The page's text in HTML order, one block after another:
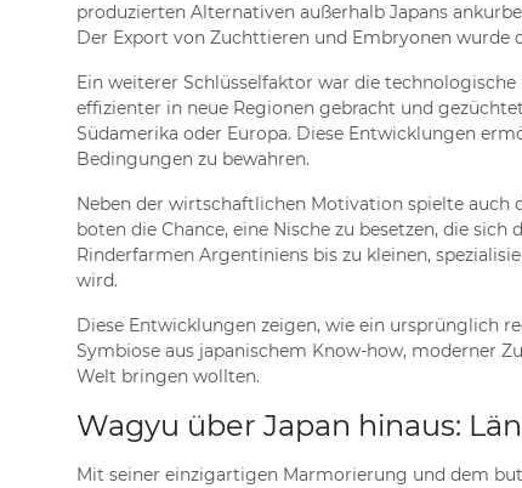
produzierten Alternativen außerhalb Japans
Der Export von Zuchttieren und Embryonen
Ein weiterer Schlüsselfaktor war die
effizienter in neue Regionen gebracht und
Südamerika oder Europa. Diese Entwicklungen
Bedingungen zu bewahren.
Neben der wirtschaftlichen Motivation spielte auch
boten die Chance, eine Nische zu besetzen, die
Rinderfarmen Argentiniens bis zu kleinen,
wird.
Diese Entwicklungen zeigen, wie ein ursprünglich
Symbiose aus japanischem Know-how, moderner
Welt bringen wollten.
Wagyu über Japan hinaus:
Mit seiner einzigartigen Marmorierung und dem